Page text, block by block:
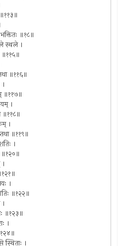
॥१८॥
स्थले ।
॥११५॥
॥११६॥
॥११७॥
।
॥११८॥
।
॥११९॥
।
॥१२०॥
।
॥१२२॥
॥१२३॥
।
स्थिताः ।